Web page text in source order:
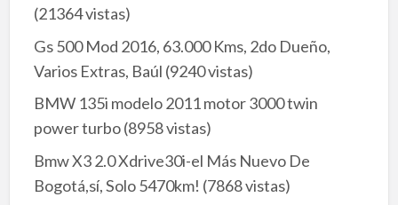
(21364 vistas)
Gs 500 Mod 2016, 63.000 Kms, 2do Dueño,
Varios Extras, Baúl (9240 vistas)
BMW 135i modelo 2011 motor 3000 twin
power turbo(8958 vistas)
Bmw X3 2.0 Xdrive30i-el Más Nuevo De
Bogotá,sí, Solo 5470km! (7868 vistas)